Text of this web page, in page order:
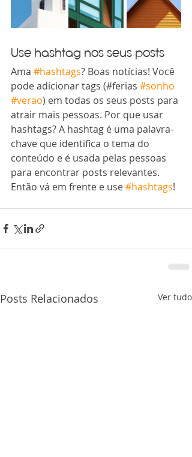
Use hashtag nos seus posts
Ama #hashtags? Boas notícias! Você
pode adicionar tags (#ferias #sonho
#verao) em todas os seus posts para
atrair mais pessoas. Por que usar
hashtags? A hashtag é uma palavra-
chave que identifica o tema do
conteúdo e é usada pelas pessoas
para encontrar posts relevantes.
Então vá em frente e use #hashtags!
Posts Relacionados Ver tudo